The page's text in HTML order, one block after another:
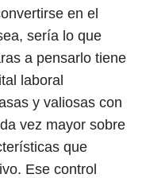
en el
sería lo que
a pensarlo tiene
laboral
y valiosas con
vez mayor sobre
que
Ese control